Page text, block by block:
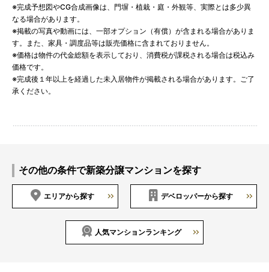
※完成予想図やCG合成画像は、門塀・植栽・庭・外観等、実際とは多少異
なる場合があります。
※掲載の写真や動画には、一部オプション（有償）が含まれる場合がありま
す。また、家具・調度品等は販売価格に含まれておりません。
※価格は物件の代金総額を表示しており、消費税が課税される場合は税込み
価格です。
※完成後１年以上を経過した未入居物件が掲載される場合があります。ご了
承ください。
その他の条件で新築分譲マンションを探す
エリアから探す デベロッパーから探す
人気マンションランキング